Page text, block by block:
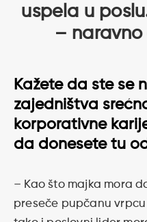
uspela u
–
Kažete da ste se
zajedništva
korporativne
da donesete tu
– Kao što majka mora
preseče pupčanu